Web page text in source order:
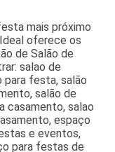
mais próximo
oferece os
de Salão de
salao de
para festa, salão
salão de
casamento, salao
espaço
e eventos,
para festas de